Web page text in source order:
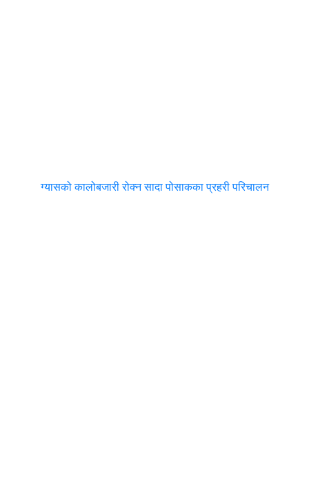
ग्यासको कालोबजारी रोक्न सादा पोसाकका प्रहरी परिचालन